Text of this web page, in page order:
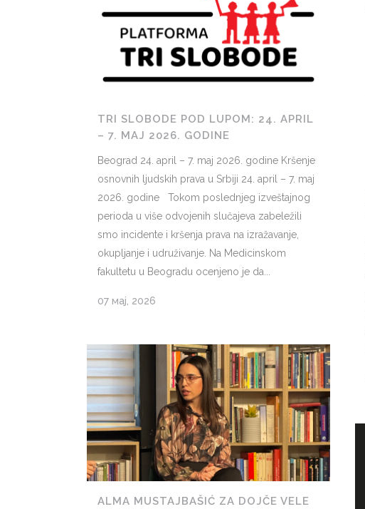
TRI SLOBODE POD LUPOM: 24. APRIL
– 7. MAJ 2026. GODINE
Beograd 24. april – 7. maj 2026. godine Kršenje
osnovnih ljudskih prava u Srbiji 24. april – 7. maj
2026. godine Tokom poslednjeg izveštajnog
perioda u više odvojenih slučajeva zabeležili
smo incidente i kršenja prava na izražavanje,
okupljanje i udruživanje. Na Medicinskom
fakultetu u Beogradu ocenjeno je da...
07 мај, 2026
ALMA MUSTAJBAŠIĆ ZA DOJČE VELE